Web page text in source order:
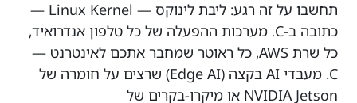
תחשבו על זה רגע: ליבת לינוקס — Linux Kernel —
כתובה ב-C. מערכות ההפעלה של כל טלפון אנדרואיד,
כל שרת AWS, כל ראוטר שמחבר אתכם לאינטרנט —
C. מעבדי AI בקצה (Edge AI) שרצים על חומרה של
NVIDIA Jetson או מיקרו-בקרים של